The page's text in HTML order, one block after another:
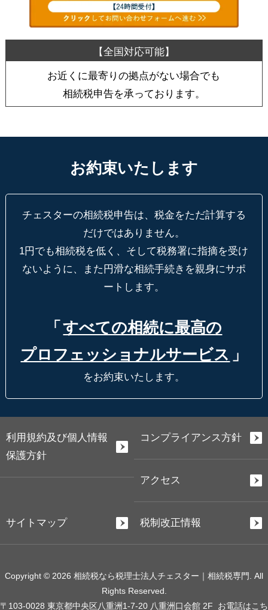
お近くに最寄りの拠点がない場合でも
相続税申告を承っております。
お約束いたします
チェスターの相続税申告は、税金をただ計算する
だけではありません。
1円でも相続税を低く、そして税務署に指摘を受け
ないように、
また円滑な相続手続きを親身にサポ
ートします。
「 すべての相続に最高の
プロフェッショナルサービス 」
をお約束いたします。
利用規約及び個人情報
保護方針
コンプライアンス方針
アクセス
サイトマップ 税制改正情報
Copyright © 2026 相続税なら税理士法人チェスター｜相続税専門. All
Rights Reserved.
〒103-0028 東京都中央区八重洲1-7-20 八重洲口会館 2F お電話はこち